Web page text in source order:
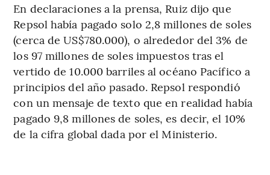
En declaraciones a la prensa, Ruiz dijo que
Repsol había pagado solo 2,8 millones de soles
(cerca de US$780.000), o alrededor del 3% de
los 97 millones de soles impuestos tras el
vertido de 10.000 barriles al océano Pacífico a
principios del año pasado. Repsol respondió
con un mensaje de texto que en realidad había
pagado 9,8 millones de soles, es decir, el 10%
de la cifra global dada por el Ministerio.